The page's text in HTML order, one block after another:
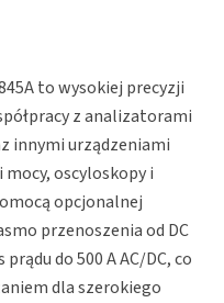
to wysokiej precyzji
z analizatorami
innymi urządzeniami
oscyloskopy i
opcjonalnej
przenoszenia od DC
do 500 A AC/DC, co
dla szerokiego